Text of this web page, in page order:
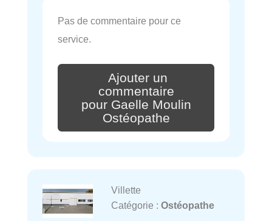
Pas de commentaire pour ce
service.
Ajouter un
commentaire
pour Gaelle Moulin
Ostéopathe
Villette
Catégorie : Ostéopathe